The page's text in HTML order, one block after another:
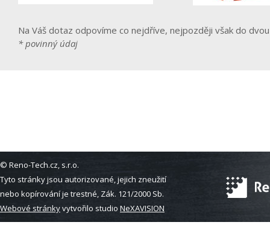
Na Váš dotaz odpovíme co nejdříve, nejpozději však do
* povinný údaj
© Reno-Tech.cz, s.r.o.
Tyto stránky jsou autorizované, jejich zneužití
nebo kopírování je trestné, Zák. 121/2000 Sb.
Webové stránkyvytvořilo studio NeXAVISION